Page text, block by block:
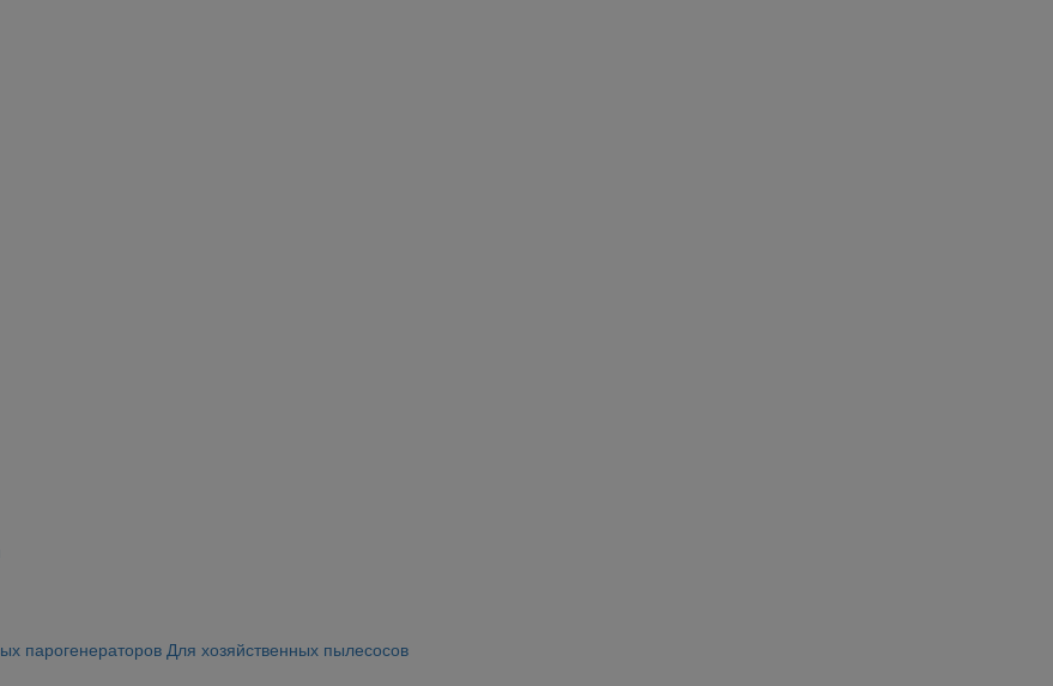
парогенераторов Для хозяйственных пылесосов